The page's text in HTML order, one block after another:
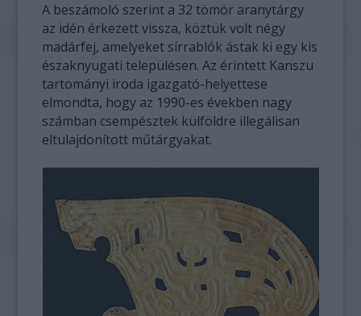
A beszámoló szerint a 32 tömör aranytárgy
az idén érkezett vissza, köztük volt négy
madárfej, amelyeket sírrablók ástak ki egy kis
északnyugati településen. Az érintett Kanszu
tartományi iroda igazgató-helyettese
elmondta, hogy az 1990-es években nagy
számban csempésztek külföldre illegálisan
eltulajdonított műtárgyakat.